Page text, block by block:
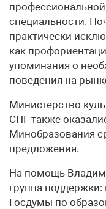
специальности.
практически
как
упоминания о
поведения на
Министерство
СНГ также
Минобразования
предложения.
На помощь
группа поддержки:
Госдумы по